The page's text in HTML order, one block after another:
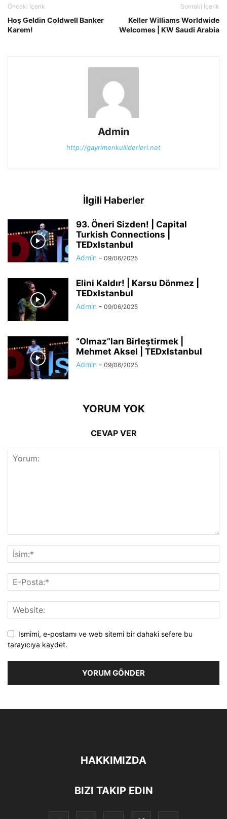
Önceki İçerik
Hoş Geldin Coldwell Banker
Karem!
Sonraki İçerik
Keller Williams Worldwide
Welcomes | KW Saudi Arabia
Admin
http://gayrimenkulliderleri.net
İlgili Haberler
93. Öneri Sizden! | Capital
Turkish Connections |
TEDxIstanbul
Admin - 09/06/2025
Elini Kaldır! | Karsu Dönmez |
TEDxIstanbul
Admin - 09/06/2025
“Olmaz”ları Birleştirmek |
Mehmet Aksel | TEDxIstanbul
Admin - 09/06/2025
YORUM YOK
CEVAP VER
Ismimi, e-postamı ve web sitemi bir dahaki sefere bu
tarayıcıya kaydet.
HAKKIMIZDA
BIZI TAKIP EDIN